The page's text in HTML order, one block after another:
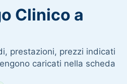
Clinico a
prestazioni, prezzi indicati
caricati nella scheda